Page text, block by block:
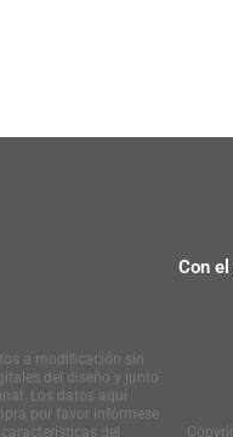
Con
a modificación sin
del diseño y junto
Los datos aquí
por favor infórmese
del